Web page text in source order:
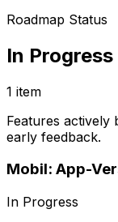
Roadmap Status
In Progress
1 item
Features actively
early feedback.
Mobil: App-
In Progress